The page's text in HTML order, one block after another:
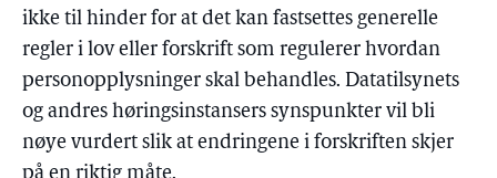
ikke til hinder for at det kan fastsettes generelle
regler i lov eller forskrift som regulerer hvordan
personopplysninger skal behandles. Datatilsynets
og andres høringsinstansers synspunkter vil bli
nøye vurdert slik at endringene i forskriften skjer